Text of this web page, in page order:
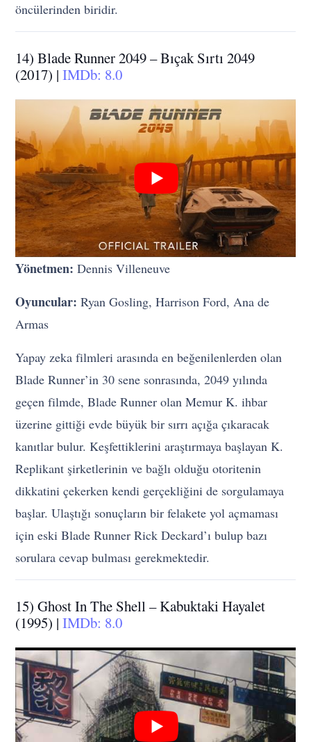
öncülerinden biridir.
14) Blade Runner 2049 – Bıçak Sırtı 2049
(2017) |IMDb: 8.0
Yönetmen: Dennis Villeneuve
Oyuncular: Ryan Gosling, Harrison Ford, Ana de
Armas
Yapay zeka filmleri arasında en beğenilenlerden olan
Blade Runner’in 30 sene sonrasında, 2049 yılında
geçen filmde, Blade Runner olan Memur K. ihbar
üzerine gittiği evde büyük bir sırrı açığa çıkaracak
kanıtlar bulur. Keşfettiklerini araştırmaya başlayan K.
Replikant şirketlerinin ve bağlı olduğu otoritenin
dikkatini çekerken kendi gerçekliğini de sorgulamaya
başlar. Ulaştığı sonuçların bir felakete yol açmaması
için eski Blade Runner Rick Deckard’ı bulup bazı
sorulara cevap bulması gerekmektedir.
15) Ghost In The Shell – Kabuktaki Hayalet
(1995) |IMDb: 8.0